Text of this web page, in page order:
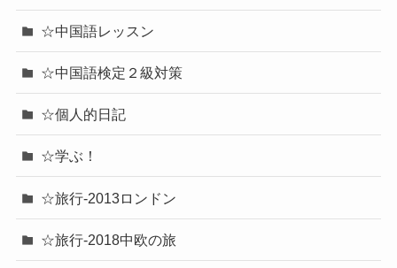
☆中国語レッスン
☆中国語検定２級対策
☆個人的日記
☆学ぶ！
☆旅行-2013ロンドン
☆旅行-2018中欧の旅